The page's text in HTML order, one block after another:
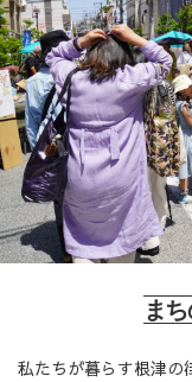
ま
私たちが暮らす根津の